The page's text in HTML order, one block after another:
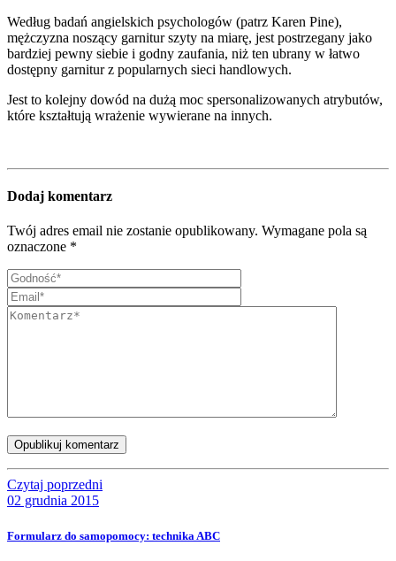
Według badań angielskich psychologów (patrz Karen Pine),
mężczyzna noszący garnitur szyty na miarę, jest postrzegany jako
bardziej pewny siebie i godny zaufania, niż ten ubrany w łatwo
dostępny garnitur z popularnych sieci handlowych.
Jest to kolejny dowód na dużą moc spersonalizowanych atrybutów,
które kształtują wrażenie wywierane na innych.
Dodaj komentarz
Twój adres email nie zostanie opublikowany. Wymagane pola są
oznaczone *
Opublikuj komentarz
Czytaj poprzedni
02 grudnia 2015
Formularz do samopomocy: technika ABC